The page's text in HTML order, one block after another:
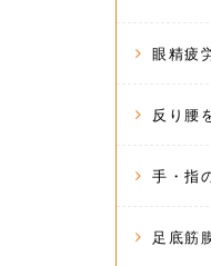
眼精疲
反り腰
手・指
足底筋